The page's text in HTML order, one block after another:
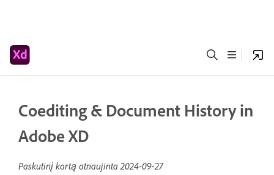
Coediting & Document History in
Adobe XD
Paskutinį kartą atnaujinta2024-09-27